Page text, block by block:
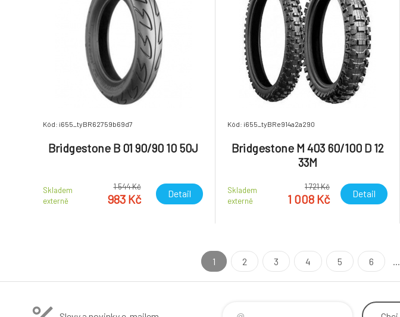
Kód: i655_tyBR62759b69d7
Bridgestone B 01 90/90 10 50J
Skladem
externě
1 544 Kč
983 Kč Detail
Kód: i655_tyBRe914a2a290
Bridgestone M 403 60/100 D 12
33M
Skladem
externě
1 721 Kč
1 008 Kč Detail
1 2 3 4 5 6 ...